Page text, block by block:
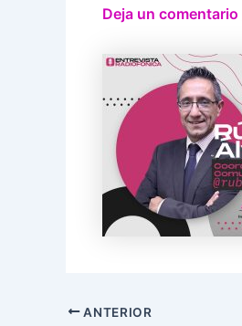
Deja un comentario
ANTERIOR